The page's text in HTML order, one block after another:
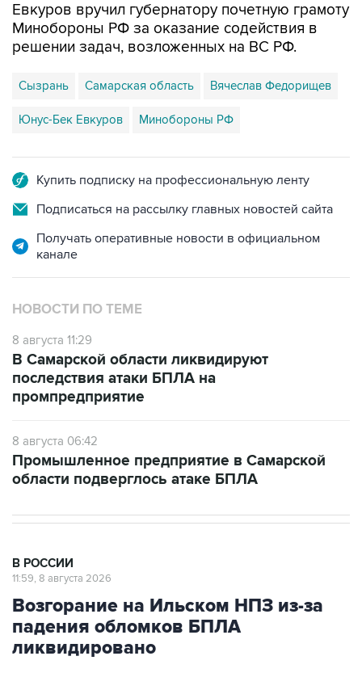
Евкуров вручил губернатору почетную грамоту
Минобороны РФ за оказание содействия в
решении задач, возложенных на ВС РФ.
Сызрань Самарская область Вячеслав Федорищев
Юнус-Бек Евкуров Минобороны РФ
Купить подписку на профессиональную ленту
Подписаться на рассылку главных новостей сайта
Получать оперативные новости в официальном
канале
НОВОСТИ ПО ТЕМЕ
8 августа 11:29
В Самарской области ликвидируют
последствия атаки БПЛА на
промпредприятие
8 августа 06:42
Промышленное предприятие в Самарской
области подверглось атаке БПЛА
В РОССИИ
11:59, 8 августа 2026
Возгорание на Ильском НПЗ из-за
падения обломков БПЛА
ликвидировано